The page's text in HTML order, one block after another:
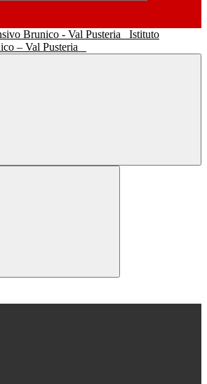
Istituto
– Val Pusteria